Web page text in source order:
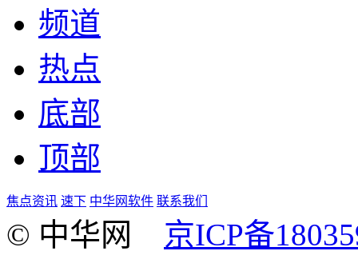
频道
热点
底部
顶部
焦点资讯 速下 中华网软件 联系我们
© 中华网 京ICP备